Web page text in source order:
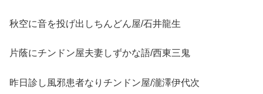
秋空に音を投げ出しちんどん屋/石井龍生
片蔭にチンドン屋夫妻しずかな語/西東三鬼
昨日診し風邪患者なりチンドン屋/瀧澤伊代次